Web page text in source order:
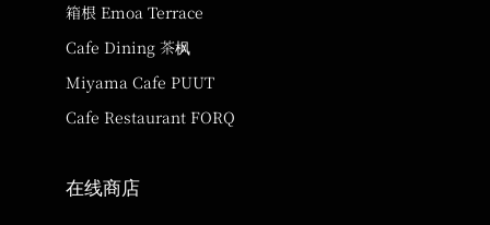
箱根 Emoa Terrace
Cafe Dining 茶枫
Miyama Cafe PUUT
Cafe Restaurant FORQ
在线商店